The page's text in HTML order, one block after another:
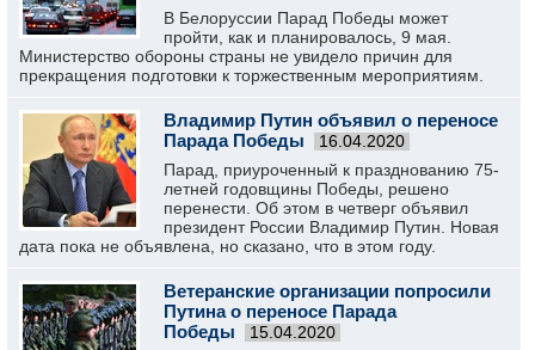
В Белоруссии Парад Победы может
пройти, как и планировалось, 9 мая.
Министерство обороны страны не увидело причин для
прекращения подготовки к торжественным мероприятиям.
Владимир Путин объявил о переносе
Парада Победы
16.04.2020
Парад, приуроченный к празднованию 75-
летней годовщины Победы, решено
перенести. Об этом в четверг объявил
президент России Владимир Путин. Новая
дата пока не объявлена, но сказано, что в этом году.
Ветеранские организации попросили
Путина о переносе Парада
Победы
15.04.2020